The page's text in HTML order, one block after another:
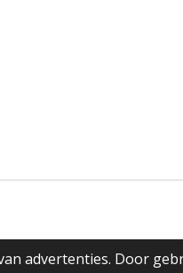
advertenties. Door